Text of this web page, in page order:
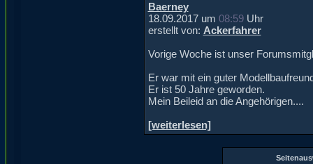
Baerney
18.09.2017 um 08:59Uhr
erstellt von: Ackerfahrer
Vorige Woche ist unser
Er war mit ein guter
Er ist 50 Jahre geworden.
Mein Beileid an die Angehörigen....
[weiterlesen]